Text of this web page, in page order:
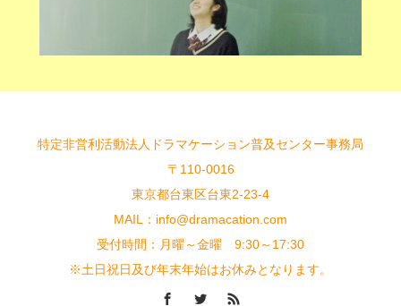
特定非営利活動法人ドラマケーション普及センター事務局
〒110-0016
東京都台東区台東2-23-4
MAIL：info@dramacation.com
受付時間：月曜～金曜 9:30～17:30
※土日祝日及び年末年始はお休みとなります。